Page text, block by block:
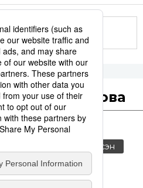
по теме
слова
технологии
синкансэн
россия